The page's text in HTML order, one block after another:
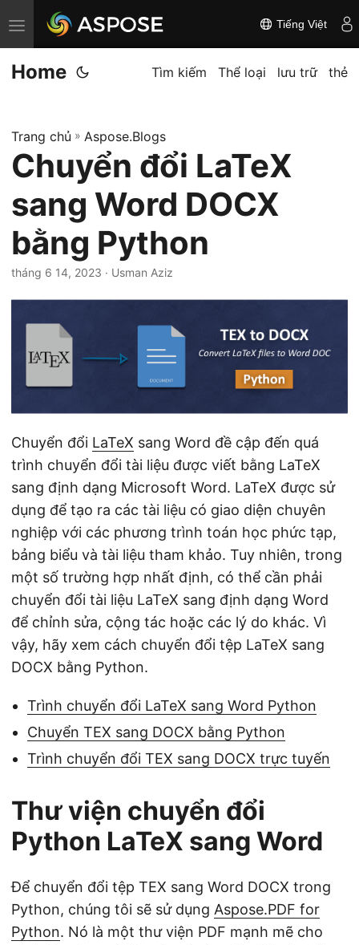
C
h
u
n
đ
i
đ
i
ề
u
g
Tiếng Việt
Home Tìm kiếm Thể loại lưu trữ thẻ
Trang chủ » Aspose.Blogs
Chuyển đổi LaTeX
sang Word DOCX
bằng Python
tháng 6 14, 2023 · Usman Aziz
Chuyển đổi LaTeX sang Word đề cập đến quá
trình chuyển đổi tài liệu được viết bằng LaTeX
sang định dạng Microsoft Word. LaTeX được sử
dụng để tạo ra các tài liệu có giao diện chuyên
nghiệp với các phương trình toán học phức tạp,
bảng biểu và tài liệu tham khảo. Tuy nhiên, trong
một số trường hợp nhất định, có thể cần phải
chuyển đổi tài liệu LaTeX sang định dạng Word
để chỉnh sửa, cộng tác hoặc các lý do khác. Vì
vậy, hãy xem cách chuyển đổi tệp LaTeX sang
DOCX bằng Python.
Trình chuyển đổi LaTeX sang Word Python
Chuyển TEX sang DOCX bằng Python
Trình chuyển đổi TEX sang DOCX trực tuyến
Thư viện chuyển đổi
Python LaTeX sang Word
Để chuyển đổi tệp TEX sang Word DOCX trong
Python, chúng tôi sẽ sử dụng Aspose.PDF for
Python. Nó là một thư viện PDF mạnh mẽ cho